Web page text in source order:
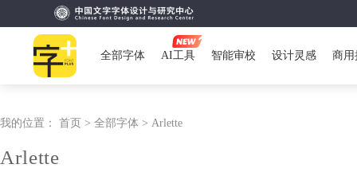
全部字体 AI工具 智能审校 设计灵感 商用
我的位置： 首页 > 全部字体 > Arlette
Arlette